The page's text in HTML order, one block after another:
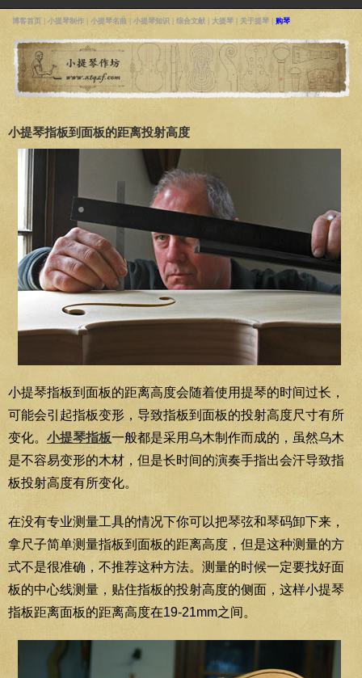
博客首页 小提琴制作 小提琴名曲 小提琴知识 综合文献 大提琴 关于提琴 购琴
小提琴指板到面板的距离投射高度
小提琴指板到面板的距离高度会随着使用提琴的时间过长，
可能会引起指板变形，导致指板到面板的投射高度尺寸有所
变化。 小提琴指板一般都是采用乌木制作而成的，虽然乌木
是不容易变形的木材，但是长时间的演奏手指出会汗导致指
板投射高度有所变化。
在没有专业测量工具的情况下你可以把琴弦和琴码卸下来，
拿尺子简单测量指板到面板的距离高度，但是这种测量的方
式不是很准确，不推荐这种方法。测量的时候一定要找好面
板的中心线测量，贴住指板的投射高度的侧面，这样小提琴
指板距离面板的距离高度在19-21mm之间。